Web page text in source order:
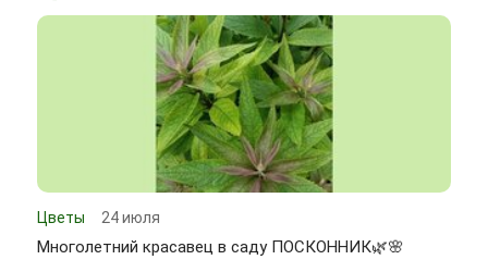
Цветы 24 июля
Многолетний красавец в саду ПОСКОННИК🌿🌸